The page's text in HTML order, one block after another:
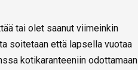
tai olet saanut viimeinkin
soitetaan että lapsella vuotaa
kotikaranteeniin odottamaan